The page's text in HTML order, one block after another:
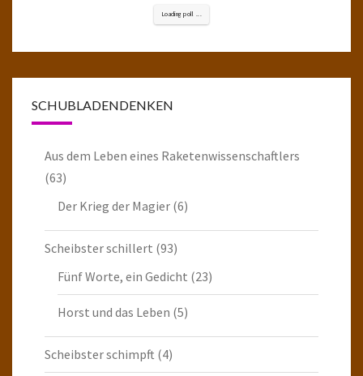
Loading poll ...
SCHUBLADENDENKEN
Aus dem Leben eines Raketenwissenschaftlers
(63)
Der Krieg der Magier (6)
Scheibster schillert (93)
Fünf Worte, ein Gedicht (23)
Horst und das Leben (5)
Scheibster schimpft (4)